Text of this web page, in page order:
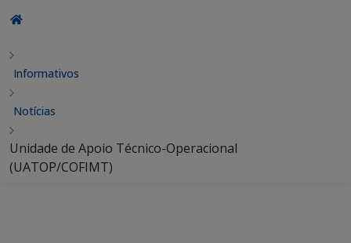
Informativos
Notícias
Unidade de Apoio Técnico-Operacional
(UATOP/COFIMT)